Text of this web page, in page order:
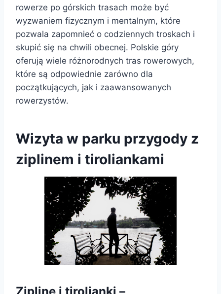
rowerze po górskich trasach może być
wyzwaniem fizycznym i mentalnym, które
pozwala zapomnieć o codziennych troskach i
skupić się na chwili obecnej. Polskie góry
oferują wiele różnorodnych tras rowerowych,
które są odpowiednie zarówno dla
początkujących, jak i zaawansowanych
rowerzystów.
Wizyta w parku przygody z
ziplinem i tiroliankami